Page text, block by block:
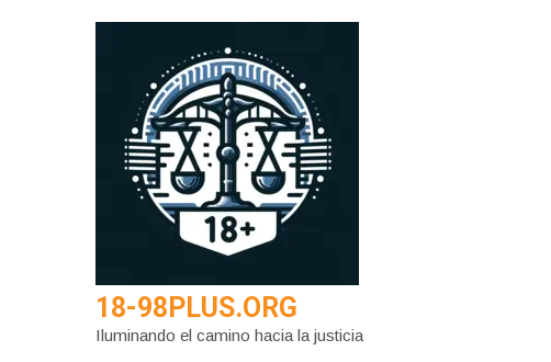
18-98PLUS.ORG
Iluminando el camino hacia la justicia